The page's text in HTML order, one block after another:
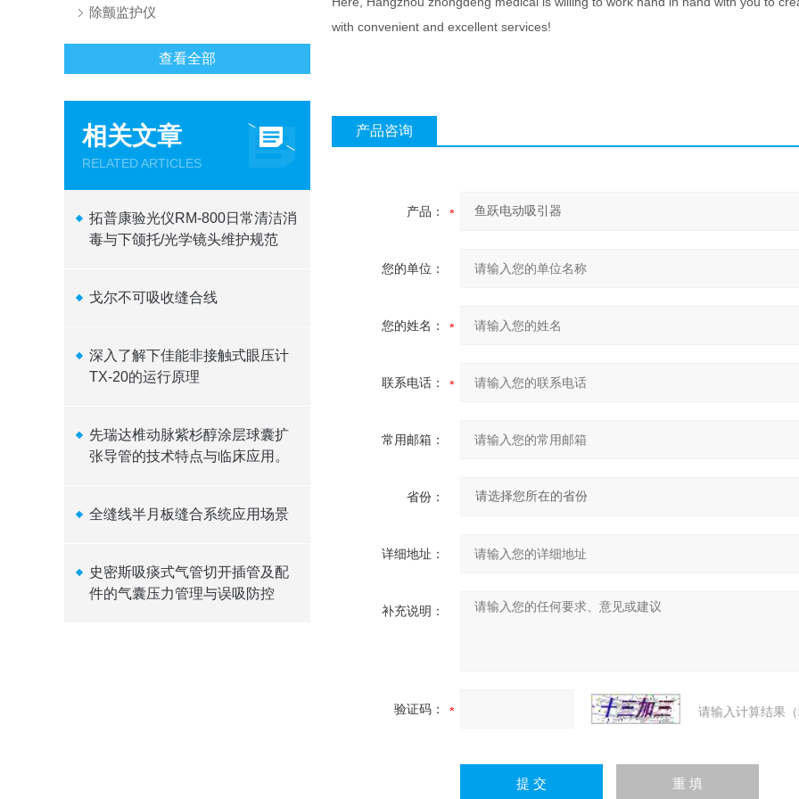
除颤监护仪
查看全部
相关文章
RELATED ARTICLES
拓普康验光仪RM-800日常清洁消
毒与下颌托/光学镜头维护规范
戈尔不可吸收缝合线
深入了解下佳能非接触式眼压计
TX-20的运行原理
先瑞达椎动脉紫杉醇涂层球囊扩
张导管的技术特点与临床应用。
全缝线半月板缝合系统应用场景
史密斯吸痰式气管切开插管及配
件的气囊压力管理与误吸防控
with convenient and excellent services!
产品咨询
产品：
您的单位：
您的姓名：
联系电话：
常用邮箱：
省份：
详细地址：
补充说明：
验证码： 请输入计算结果